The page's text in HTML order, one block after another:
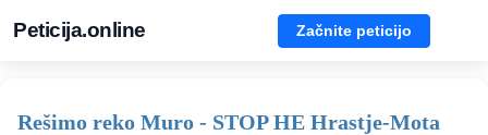
Peticija.online Začnite peticijo
Rešimo reko Muro - STOP HE Hrastje-Mota